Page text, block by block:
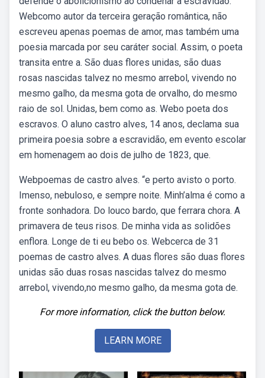
Webcomo autor da terceira geração romântica, não
escreveu apenas poemas de amor, mas também uma
poesia marcada por seu caráter social. Assim, o poeta
transita entre a. São duas flores unidas, são duas
rosas nascidas talvez no mesmo arrebol, vivendo no
mesmo galho, da mesma gota de orvalho, do mesmo
raio de sol. Unidas, bem como as. Webo poeta dos
escravos. O aluno castro alves, 14 anos, declama sua
primeira poesia sobre a escravidão, em evento escolar
em homenagem ao dois de julho de 1823, que.
Webpoemas de castro alves. “e perto avisto o porto.
Imenso, nebuloso, e sempre noite. Minh’alma é como a
fronte sonhadora. Do louco bardo, que ferrara chora. A
primavera de teus risos. De minha vida as solidões
enflora. Longe de ti eu bebo os. Webcerca de 31
poemas de castro alves. A duas flores são duas flores
unidas são duas rosas nascidas talvez do mesmo
arrebol, vivendo,no mesmo galho, da mesma gota de.
For more information, click the button below.
LEARN MORE